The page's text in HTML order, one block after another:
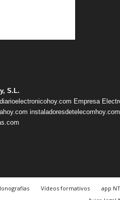
S.L.
diarioelectronicohoy.com Empresa
instaladoresdetelecomhoy.com
Vídeos formativos
app